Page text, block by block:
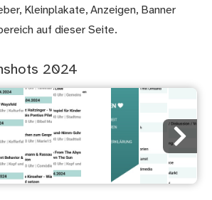
Kleinplakate, Anzeigen, Banner
auf dieser Seite.
2024